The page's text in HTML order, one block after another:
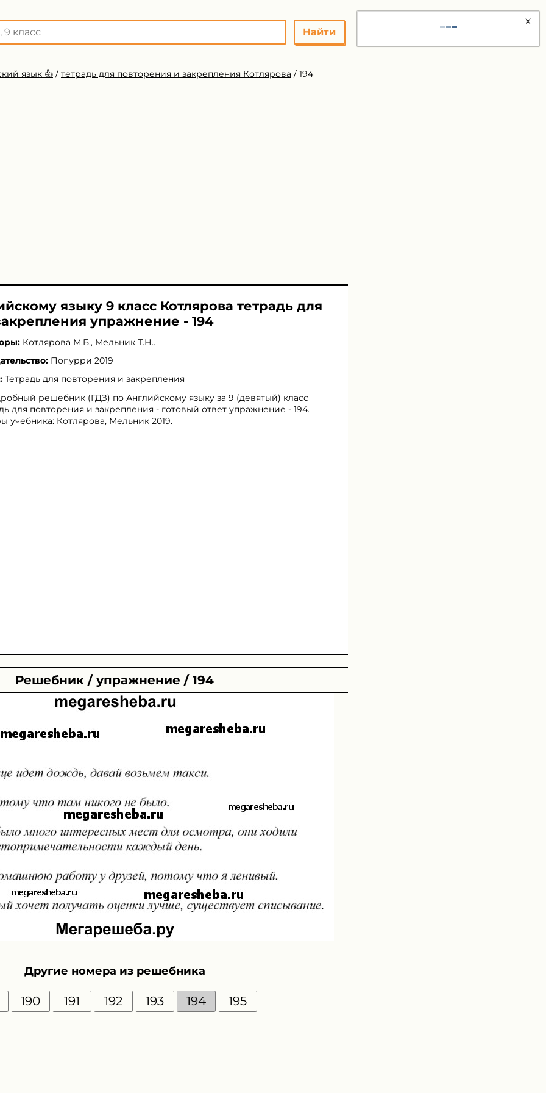
X
Найти
язык 👍 / тетрадь для повторения и закрепления Котлярова / 194
языку 9 класс Котлярова тетрадь для
упражнение - 194
Котлярова М.Б., Мельник Т.Н..
Попурри 2019
Тетрадь для повторения и закрепления
решебник (ГДЗ) по Английскому языку за 9 (девятый) класс
для повторения и закрепления - готовый ответ упражнение - 194.
учебника: Котлярова, Мельник 2019.
Решебник / упражнение / 194
Другие номера из решебника
190 191 192 193 194 195